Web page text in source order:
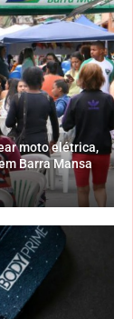
moto elétrica,
Barra Mansa